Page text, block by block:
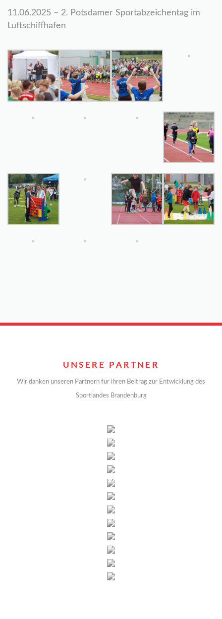
11.06.2025 – 2. Potsdamer Sportabzeichentag im
Luftschiffhafen
UNSERE PARTNER
Wir danken unseren Partnern für ihren Beitrag zur Entwicklung des
Sportlandes Brandenburg